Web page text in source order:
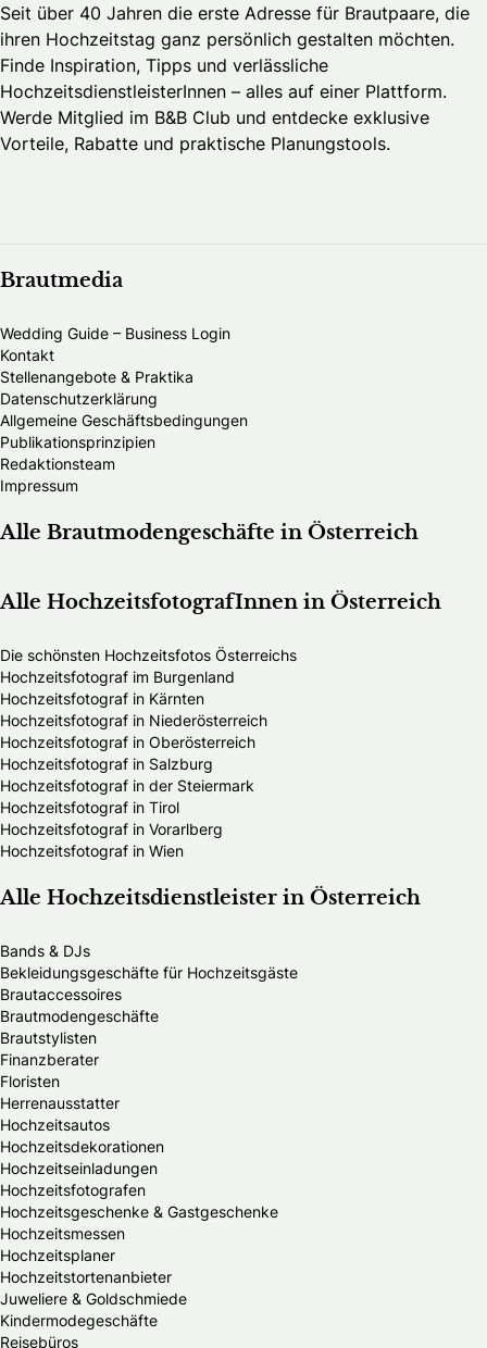
Seit über 40 Jahren die erste Adresse für Brautpaare, die
ihren Hochzeitstag ganz persönlich gestalten möchten.
Finde Inspiration, Tipps und verlässliche
HochzeitsdienstleisterInnen – alles auf einer Plattform.
Werde Mitglied im B&B Club und entdecke exklusive
Vorteile, Rabatte und praktische Planungstools.
Brautmedia
Wedding Guide – Business Login
Kontakt
Stellenangebote & Praktika
Datenschutzerklärung
Allgemeine Geschäftsbedingungen
Publikationsprinzipien
Redaktionsteam
Impressum
Alle Brautmodengeschäfte in Österreich
Alle HochzeitsfotografInnen in Österreich
Die schönsten Hochzeitsfotos Österreichs
Hochzeitsfotograf im Burgenland
Hochzeitsfotograf in Kärnten
Hochzeitsfotograf in Niederösterreich
Hochzeitsfotograf in Oberösterreich
Hochzeitsfotograf in Salzburg
Hochzeitsfotograf in der Steiermark
Hochzeitsfotograf in Tirol
Hochzeitsfotograf in Vorarlberg
Hochzeitsfotograf in Wien
Alle Hochzeitsdienstleister in Österreich
Bands & DJs
Bekleidungsgeschäfte für Hochzeitsgäste
Brautaccessoires
Brautmodengeschäfte
Brautstylisten
Finanzberater
Floristen
Herrenausstatter
Hochzeitsautos
Hochzeitsdekorationen
Hochzeitseinladungen
Hochzeitsfotografen
Hochzeitsgeschenke & Gastgeschenke
Hochzeitsmessen
Hochzeitsplaner
Hochzeitstortenanbieter
Juweliere & Goldschmiede
Kindermodegeschäfte
Reisebüros